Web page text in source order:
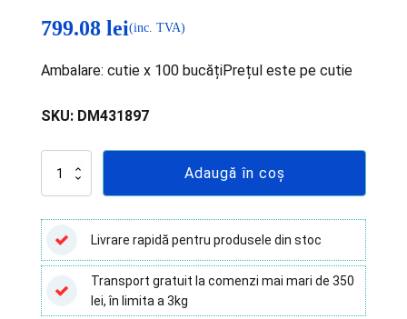
799.08 lei(inc. TVA)
Ambalare: cutie x 100 bucățiPrețul este pe cutie
SKU: DM431897
Cantitate
Tampon
recoltare
cu
mediu
pentru
Chlamydia,
steril,
Deltalab
Adaugă în coș
Livrare rapidă pentru produsele din stoc
Transport gratuit la comenzi mai mari de 350
lei, în limita a 3kg